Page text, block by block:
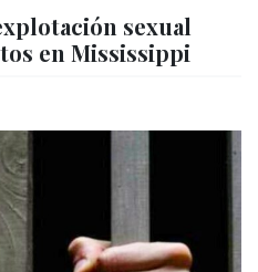
sexual
en Mississippi